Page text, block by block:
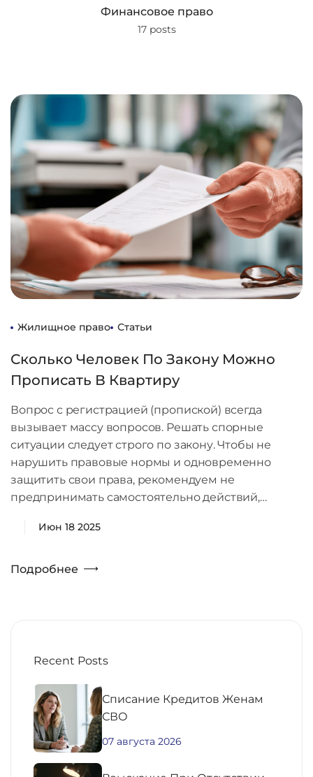
Финансовое право
17 posts
Жилищное право Статьи
Сколько Человек По Закону Можно
Прописать В Квартиру
Вопрос с регистрацией (пропиской) всегда
вызывает массу вопросов. Решать спорные
ситуации следует строго по закону. Чтобы не
нарушить правовые нормы и одновременно
защитить свои права, рекомендуем не
предпринимать самостоятельно действий,…
Июн 18 2025
Подробнее
Recent Posts
Списание Кредитов Женам
СВО
07 августа 2026